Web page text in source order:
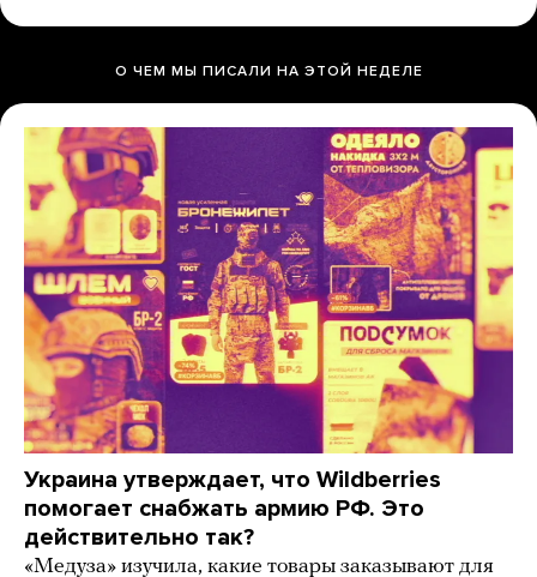
О ЧЕМ МЫ ПИСАЛИ НА ЭТОЙ НЕДЕЛЕ
Украина утверждает, что Wildberries
помогает снабжать армию РФ. Это
действительно так?
«Медуза» изучила, какие товары заказывают для